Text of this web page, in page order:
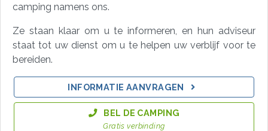
camping namens ons.
Ze staan klaar om u te informeren, en hun adviseur
staat tot uw dienst om u te helpen uw verblijf voor te
bereiden.
INFORMATIE AANVRAGEN
BEL DE CAMPING
Gratis verbinding